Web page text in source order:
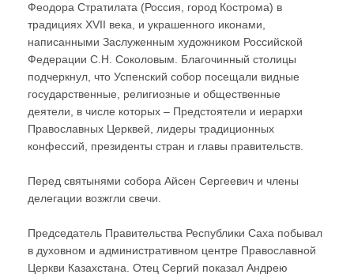
Феодора Стратилата (Россия, город Кострома) в
традициях XVII века, и украшенного иконами,
написанными Заслуженным художником Российской
Федерации С.Н. Соколовым. Благочинный столицы
подчеркнул, что Успенский собор посещали видные
государственные, религиозные и общественные
деятели, в числе которых – Предстоятели и иерархи
Православных Церквей, лидеры традиционных
конфессий, президенты стран и главы правительств.
Перед святынями собора Айсен Сергеевич и члены
делегации возжгли свечи.
Председатель Правительства Республики Саха побывал
в духовном и административном центре Православной
Церкви Казахстана. Отец Сергий показал Андрею